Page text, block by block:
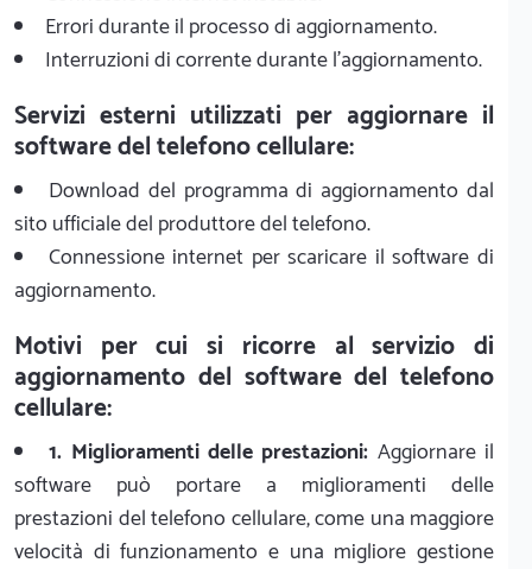
Errori durante il processo di aggiornamento.
Interruzioni di corrente durante l'aggiornamento.
Servizi esterni utilizzati per aggiornare il
software del telefono cellulare:
Download del programma di aggiornamento dal
sito ufficiale del produttore del telefono.
Connessione internet per scaricare il software di
aggiornamento.
Motivi per cui si ricorre al servizio di
aggiornamento del software del telefono
cellulare:
1. Miglioramenti delle prestazioni: Aggiornare il
software può portare a miglioramenti delle
prestazioni del telefono cellulare, come una maggiore
velocità di funzionamento e una migliore gestione